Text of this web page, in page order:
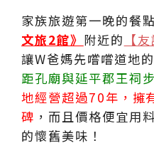
家族旅遊第一晚的餐
文旅2館》 附近的 【
讓W爸媽先嚐嚐道地的
距孔廟與延平郡王祠
地經營超過70年，擁
碑 ，而且價格便宜用
的懷舊美味！